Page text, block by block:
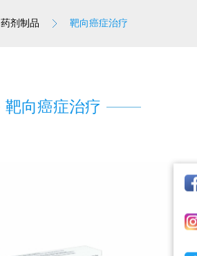
药剂制品 靶向癌症治疗
靶向癌症治疗